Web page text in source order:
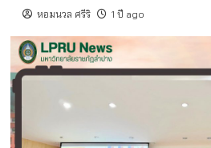
หอมนวล ศรีริ 1 ปี ago